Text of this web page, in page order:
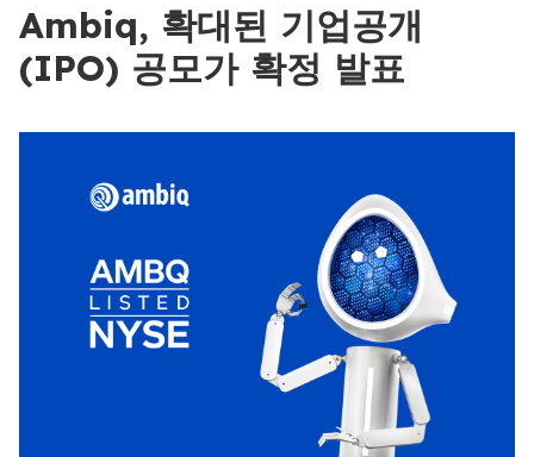
Ambiq, 확대된 기업공개
(IPO) 공모가 확정 발표